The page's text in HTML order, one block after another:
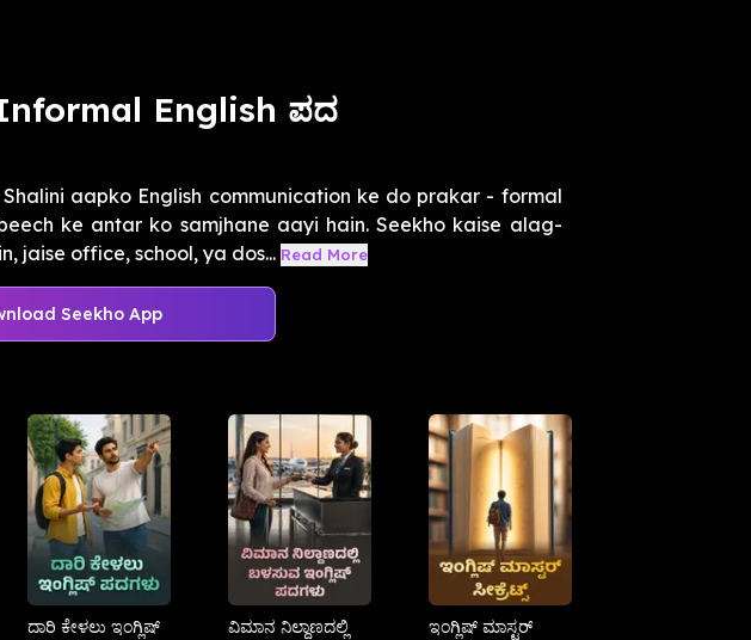
English ಪದ
aapko English communication ke do prakar - formal
ke antar ko samjhane aayi hain. Seekho kaise alag-
jaise office, school, ya dos... Read More
Seekho App
ದಾರಿ ಕೇಳಲು ಇಂಗ್ಲಿಷ್
ವಿಮಾನ ನಿಲ್ದಾಣದಲ್ಲಿ
ಇಂಗ್ಲಿಷ್ ಮಾಸ್ಟರ್